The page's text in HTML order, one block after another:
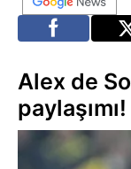
Alex de
paylaşımı!